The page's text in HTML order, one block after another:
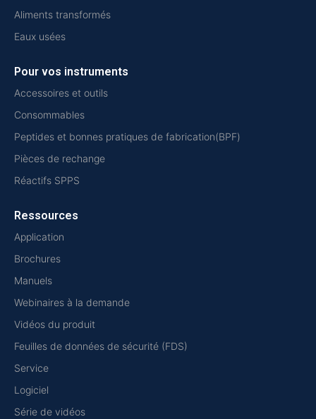
Aliments transformés
Eaux usées
Pour vos instruments
Accessoires et outils
Consommables
Peptides et bonnes pratiques de fabrication(BPF)
Pièces de rechange
Réactifs SPPS
Ressources
Application
Brochures
Manuels
Webinaires à la demande
Vidéos du produit
Feuilles de données de sécurité (FDS)
Service
Logiciel
Série de vidéos